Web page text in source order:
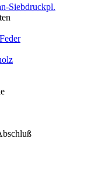
Siebdruckpl.